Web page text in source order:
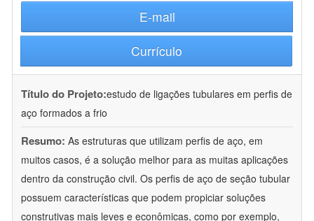
E-mail
Currículo
Título do Projeto:estudo de ligações tubulares em perfis de
aço formados a frio
Resumo: As estruturas que utilizam perfis de aço, em
muitos casos, é a solução melhor para as muitas aplicações
dentro da construção civil. Os perfis de aço de seção tubular
possuem características que podem propiciar soluções
construtivas mais leves e econômicas, como por exemplo,